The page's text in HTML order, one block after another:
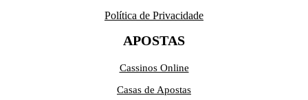
Política de Privacidade
APOSTAS
Cassinos Online
Casas de Apostas